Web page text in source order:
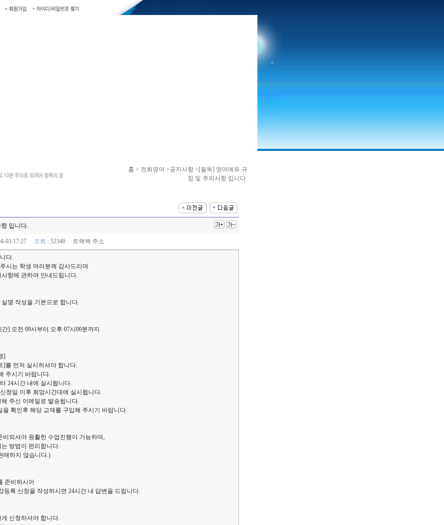
홈 > 전화영어 >공지사항 >[필독] 영어에듀 규
정 및 주의사항 입니다.
입니다.
03 17:27 조회 : 52340 트랙백 주소
다.
시는 학생 여러분께 감사드리며
항에 관하여 안내드립니다.
명 작성을 기본으로 합니다.
] 오전 09시부터 오후 07시00분까지
]
]를 먼저 실시하셔야 합니다.
주시기 바랍니다.
24시간 내에 실시됩니다.
청일 이후 희망시간대에 실시됩니다.
주신 이메일로 발송됩니다.
확인후 해당 교재를 구입해 주시기 바랍니다.
비되셔야 원활한 수업진행이 가능하며,
방법이 편리합니다.
매하지 않습니다.)
준비하시어
등록 신청을 작성하시면 24시간 내 답변을 드립니다.
신청하셔야 합니다.